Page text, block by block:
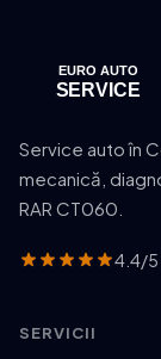
Service auto în
mecanică,
RAR CT060.
4.4/5
SERVICII